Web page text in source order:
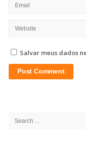
Salvar meus dados
Search